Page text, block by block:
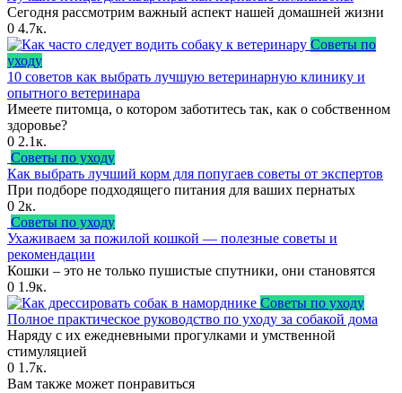
Сегодня рассмотрим важный аспект нашей домашней жизни
0 4.7к.
Советы по
уходу
10 советов как выбрать лучшую ветеринарную клинику и
опытного ветеринара
Имеете питомца, о котором заботитесь так, как о собственном
здоровье?
0 2.1к.
Советы по уходу
Как выбрать лучший корм для попугаев советы от экспертов
При подборе подходящего питания для ваших пернатых
0 2к.
Советы по уходу
Ухаживаем за пожилой кошкой — полезные советы и
рекомендации
Кошки – это не только пушистые спутники, они становятся
0 1.9к.
Советы по уходу
Полное практическое руководство по уходу за собакой дома
Наряду с их ежедневными прогулками и умственной
стимуляцией
0 1.7к.
Вам также может понравиться